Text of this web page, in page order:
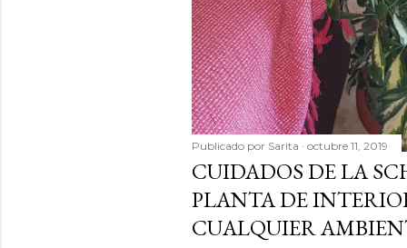
Publicado por Sarita octubre 11, 2019
CUIDADOS DE LA
PLANTA DE
CUALQUIER